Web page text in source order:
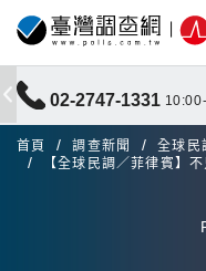
02-2747-1331
首頁 調查新聞
全球民
【全球民調／菲律賓】